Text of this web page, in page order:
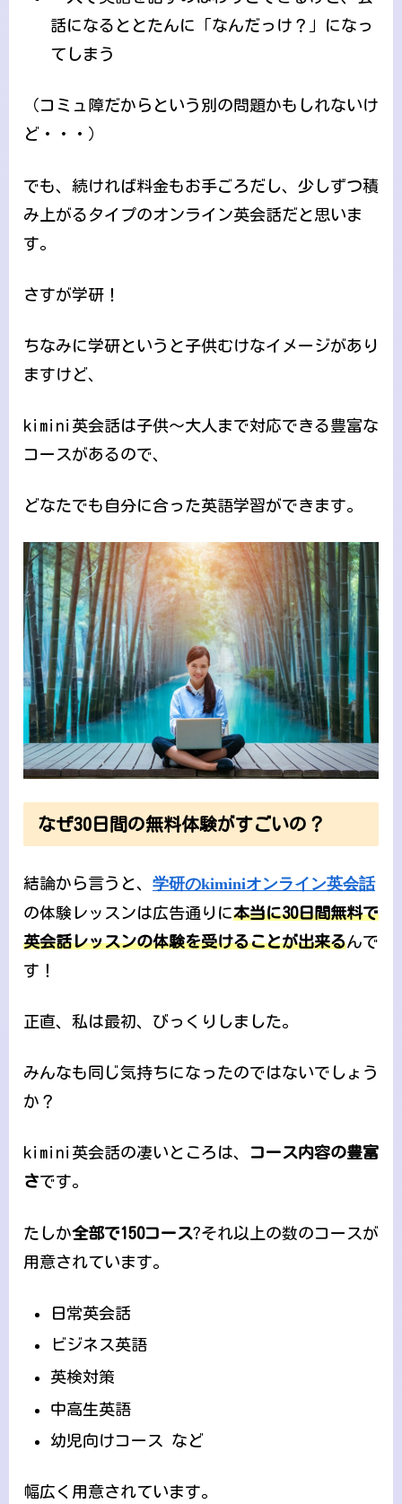
話になるととたんに「なんだっけ？」になっ
てしまう
（コミュ障だからという別の問題かもしれないけ
ど・・・）
でも、続ければ料金もお手ごろだし、少しずつ積
み上がるタイプのオンライン英会話だと思いま
す。
さすが学研！
ちなみに学研というと子供むけなイメージがあり
ますけど、
kimini英会話は子供～大人まで対応できる豊富な
コースがあるので、
どなたでも自分に合った英語学習ができます。
なぜ30日間の無料体験がすごいの？
結論から言うと、 学研のkiminiオンライン英会話
の体験レッスンは広告通りに本当に30日間無料で
英会話レッスンの体験を受けることが出来るんで
す！
正直、私は最初、びっくりしました。
みんなも同じ気持ちになったのではないでしょう
か？
kimini英会話の凄いところは、
コース内容の豊富
さです。
たしか全部で150コース?それ以上の数のコースが
用意されています。
日常英会話
ビジネス英語
英検対策
中高生英語
幼児向けコース など
幅広く用意されています。